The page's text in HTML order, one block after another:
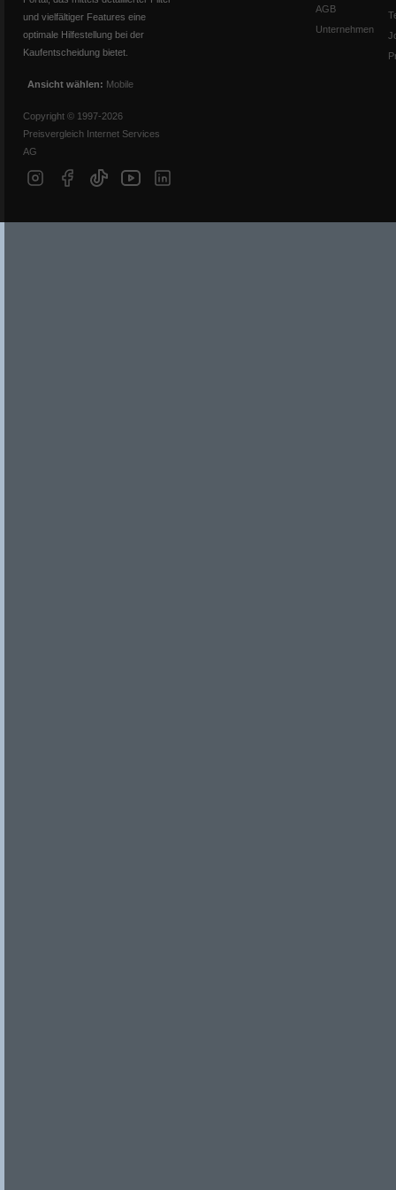
und vielfältiger Features eine
optimale Hilfestellung bei der
Kaufentscheidung bietet.
Ansicht wählen: Mobile
Copyright © 1997-2026
Preisvergleich Internet Services
AG
AGB
Unternehmen